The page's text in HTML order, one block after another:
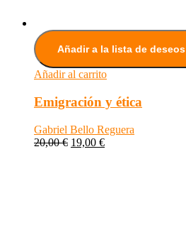
Añadir a la lista de deseos
Añadir al carrito
Emigración y ética
Gabriel Bello Reguera
20,00€ 19,00 €